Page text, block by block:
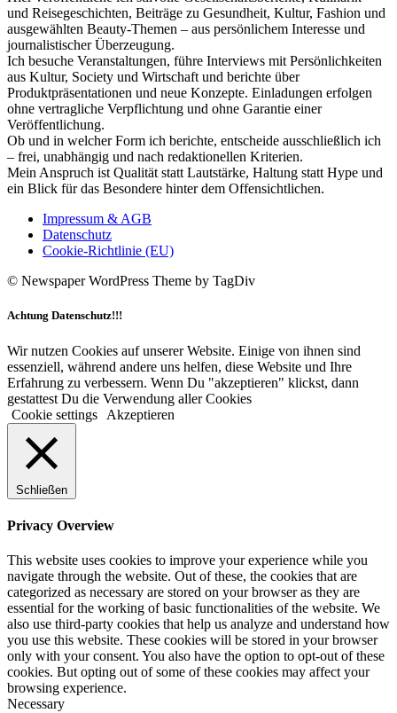
und Reisegeschichten, Beiträge zu Gesundheit, Kultur, Fashion und
ausgewählten Beauty-Themen – aus persönlichem Interesse und
journalistischer Überzeugung.
Ich besuche Veranstaltungen, führe Interviews mit Persönlichkeiten
aus Kultur, Society und Wirtschaft und berichte über
Produktpräsentationen und neue Konzepte. Einladungen erfolgen
ohne vertragliche Verpflichtung und ohne Garantie einer
Veröffentlichung.
Ob und in welcher Form ich berichte, entscheide ausschließlich ich
– frei, unabhängig und nach redaktionellen Kriterien.
Mein Anspruch ist Qualität statt Lautstärke, Haltung statt Hype und
ein Blick für das Besondere hinter dem Offensichtlichen.
Impressum & AGB
Datenschutz
Cookie-Richtlinie (EU)
© Newspaper WordPress Theme by TagDiv
Achtung Datenschutz!!!
Wir nutzen Cookies auf unserer Website. Einige von ihnen sind
essenziell, während andere uns helfen, diese Website und Ihre
Erfahrung zu verbessern. Wenn Du "akzeptieren" klickst, dann
gestattest Du die Verwendung aller Cookies
Cookie settings
Akzeptieren
Schließen
Privacy Overview
This website uses cookies to improve your experience while you
navigate through the website. Out of these, the cookies that are
categorized as necessary are stored on your browser as they are
essential for the working of basic functionalities of the website. We
also use third-party cookies that help us analyze and understand how
you use this website. These cookies will be stored in your browser
only with your consent. You also have the option to opt-out of these
cookies. But opting out of some of these cookies may affect your
browsing experience.
Necessary